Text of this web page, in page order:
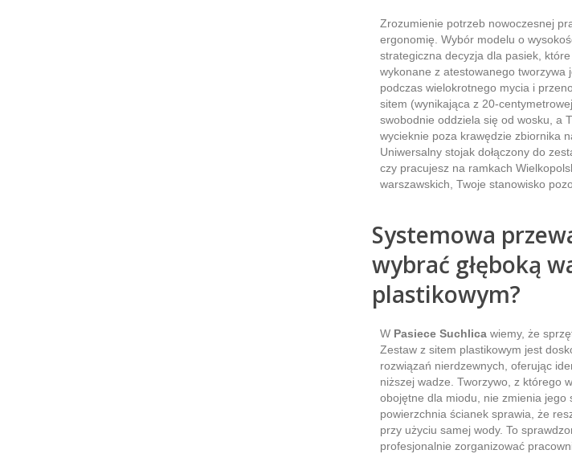
Zrozumienie potrzeb nowoczesnej
ergonomię. Wybór modelu o
strategiczna decyzja dla pasiek,
wykonane z atestowanego tworzywa
podczas wielokrotnego mycia i
sitem (wynikająca z 20-
swobodnie oddziela się od wosku, a
wycieknie poza krawędzie zbiornika
Uniwersalny stojak dołączony do
czy pracujesz na ramkach
warszawskich, Twoje stanowisko
Systemowa
wybrać głęboką
plastikowym?
W Pasiece Suchlicawiemy, że
Zestaw z sitem plastikowym jest
rozwiązań nierdzewnych, oferując
niższej wadze. Tworzywo, z którego
obojętne dla miodu, nie zmienia jego
powierzchnia ścianek sprawia, że
przy użyciu samej wody. To
profesjonalnie zorganizować